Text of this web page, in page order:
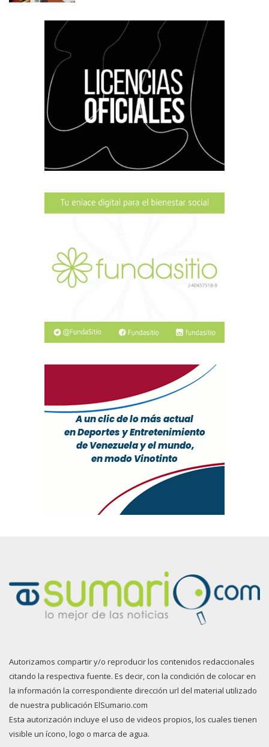
Autorizamos compartir y/o reproducir los contenidos redaccionales
citando la respectiva fuente. Es decir, con la condición de colocar en
la información la correspondiente dirección url del material utilizado
de nuestra publicación ElSumario.com
Esta autorización incluye el uso de videos propios, los cuales tienen
visible un ícono, logo o marca de agua.